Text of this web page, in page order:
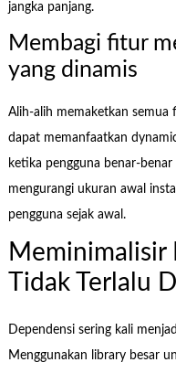
jangka panjang.
Membagi fitur
yang dinamis
Alih-alih memaketkan semua
dapat memanfaatkan
ketika pengguna benar-
mengurangi ukuran awal
pengguna sejak awal.
Meminimalisir
Tidak Terlalu
Dependensi sering kali
Menggunakan library besar